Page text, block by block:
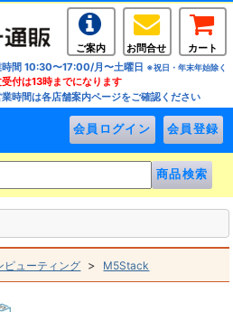
ご案内 お問合せ
カート
時間 10:30〜17:00/月〜土曜日 ※祝日・年末年始除く
付は13時までになります
時間は各店舗案内ページをご確認ください
ピューティング > M5Stack